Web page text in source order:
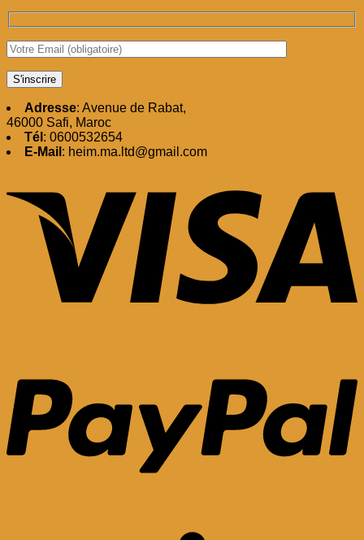
Adresse: Avenue de Rabat,
46000 Safi, Maroc
Tél : 0600532654
E-Mail : heim.ma.ltd@gmail.com